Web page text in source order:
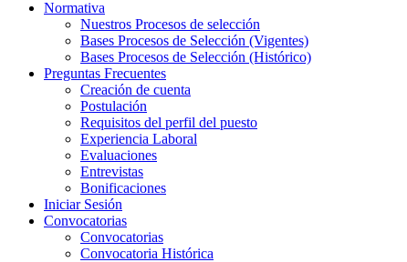
Normativa
Nuestros Procesos de selección
Bases Procesos de Selección (Vigentes)
Bases Procesos de Selección (Histórico)
Preguntas Frecuentes
Creación de cuenta
Postulación
Requisitos del perfil del puesto
Experiencia Laboral
Evaluaciones
Entrevistas
Bonificaciones
Iniciar Sesión
Convocatorias
Convocatorias
Convocatoria Histórica